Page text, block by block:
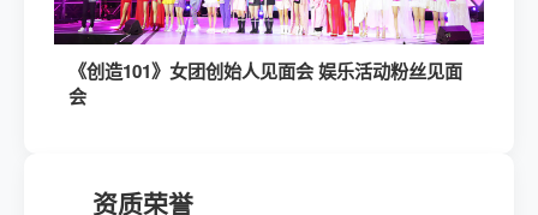
《创造101》女团创始人见面会 娱乐活动粉丝见面
会
资质荣誉